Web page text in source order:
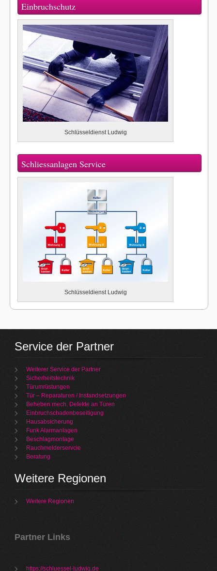
Einbruchschutz
Schlüsseldienst Ludwig
Schliessanlagen Service
Schlüsseldienst Ludwig
Service der Partner
Weiterer Service der Partner
Sicherheitstechnik
Türumrüstungen
Tür – Reparaturen / Instandsetzungen
Beheben mech. Defekte an Türen
Einbruchschadenbeseitigung
Hausabsicherung
Funk Alarmanlagen
Beschlagmontage
Rauchmelderservcie
Beratung
Weitere Regionen
Weitere Regionen
Partner Links
https://schluessel-ludwig.de